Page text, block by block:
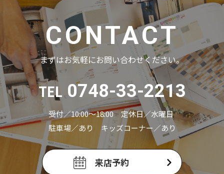
CONTACT
まずはお気軽にお問い合わせください。
TEL 0748-33-2213
受付／10:00〜18:00 定休日／水曜日
駐車場／あり キッズコーナー／あり
来店予約